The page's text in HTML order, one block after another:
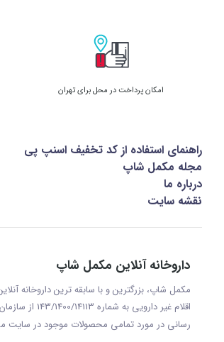
امکان پرداخت در محل برای تهران
راهنمای استفاده از کد تخفیف اسنپ پی
مجله مکمل شاپ
درباره ما
نقشه سایت
داروخانه آنلاین مکمل شاپ
مکمل شاپ، بزرگترین و با سابقه ترین داروخانه
اقلام غیر
رسانی در مورد تمامی محصولات موجود در سایت